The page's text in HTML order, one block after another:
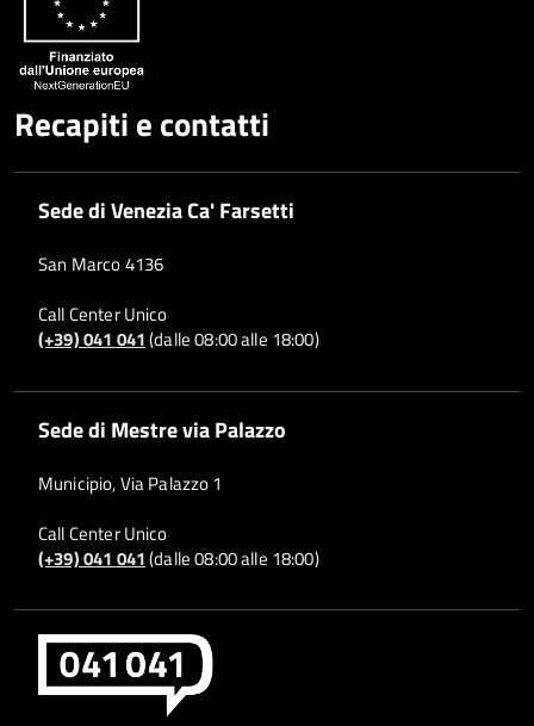
Recapiti e contatti
Sede di Venezia Ca' Farsetti
San Marco 4136
Call Center Unico
(+39) 041 041(dalle 08:00 alle 18:00)
Sede di Mestre via Palazzo
Municipio, Via Palazzo 1
Call Center Unico
(+39) 041 041(dalle 08:00 alle 18:00)